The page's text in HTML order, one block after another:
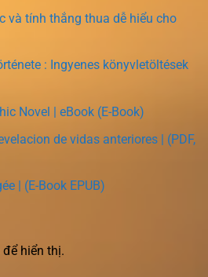
và tính thắng thua dễ hiểu cho
: Ingyenes könyvletöltések
Novel | eBook (E-Book)
de vidas anteriores | (PDF,
| (E-Book EPUB)
hiển thị.